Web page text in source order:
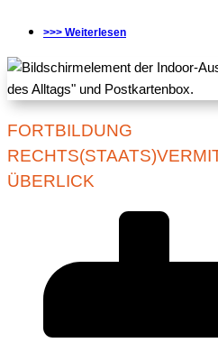
>>> Weiterlesen
FORTBILDUNG
ÜBERLICK